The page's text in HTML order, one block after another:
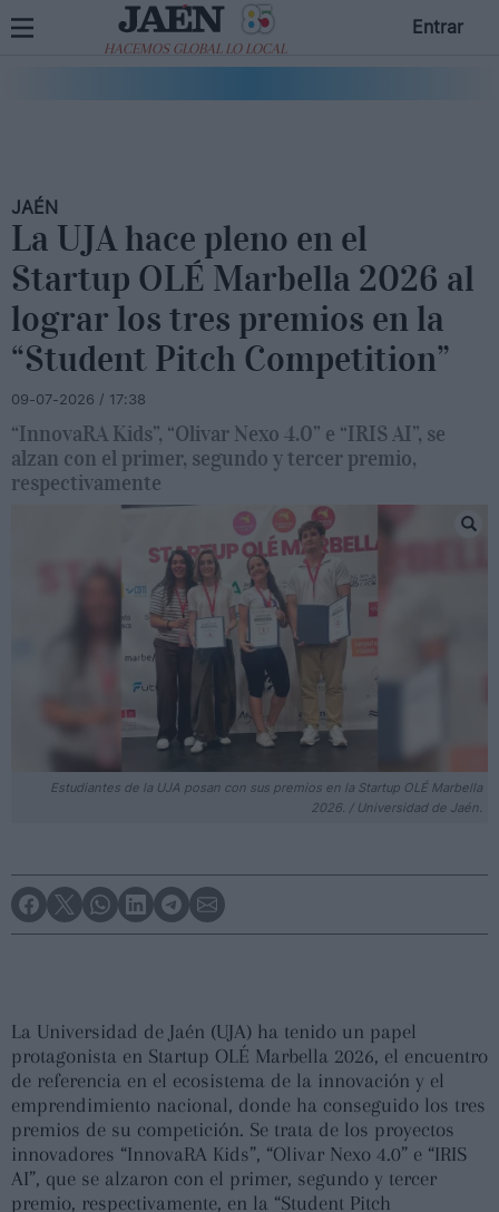
HACEMOS GLOBAL LO LOCAL
Entrar
JAÉN
La UJA hace pleno en el
Startup OLÉ Marbella 2026 al
lograr los tres premios en la
“Student Pitch Competition”
09-07-2026 / 17:38
“InnovaRA Kids”, “Olivar Nexo 4.0” e “IRIS AI”, se
alzan con el primer, segundo y tercer premio,
respectivamente
Estudiantes de la UJA posan con sus premios en la Startup OLÉ Marbella
2026. / Universidad de Jaén.
La Universidad de Jaén (UJA) ha tenido un papel
protagonista en Startup OLÉ Marbella 2026, el encuentro
de referencia en el ecosistema de la innovación y el
emprendimiento nacional, donde ha conseguido los tres
premios de su competición. Se trata de los proyectos
innovadores “InnovaRA Kids”, “Olivar Nexo 4.0” e “IRIS
AI”, que se alzaron con el primer, segundo y tercer
premio, respectivamente, en la “Student Pitch